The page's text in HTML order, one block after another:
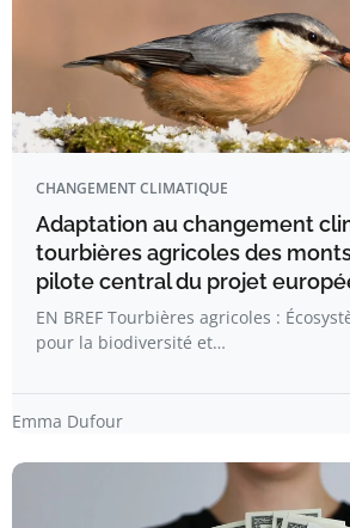
CHANGEMENT CLIMATIQUE
Adaptation au changement
tourbières agricoles des monts
pilote central du projet
EN BREF Tourbières agricoles :
pour la biodiversité et…
Emma Dufour